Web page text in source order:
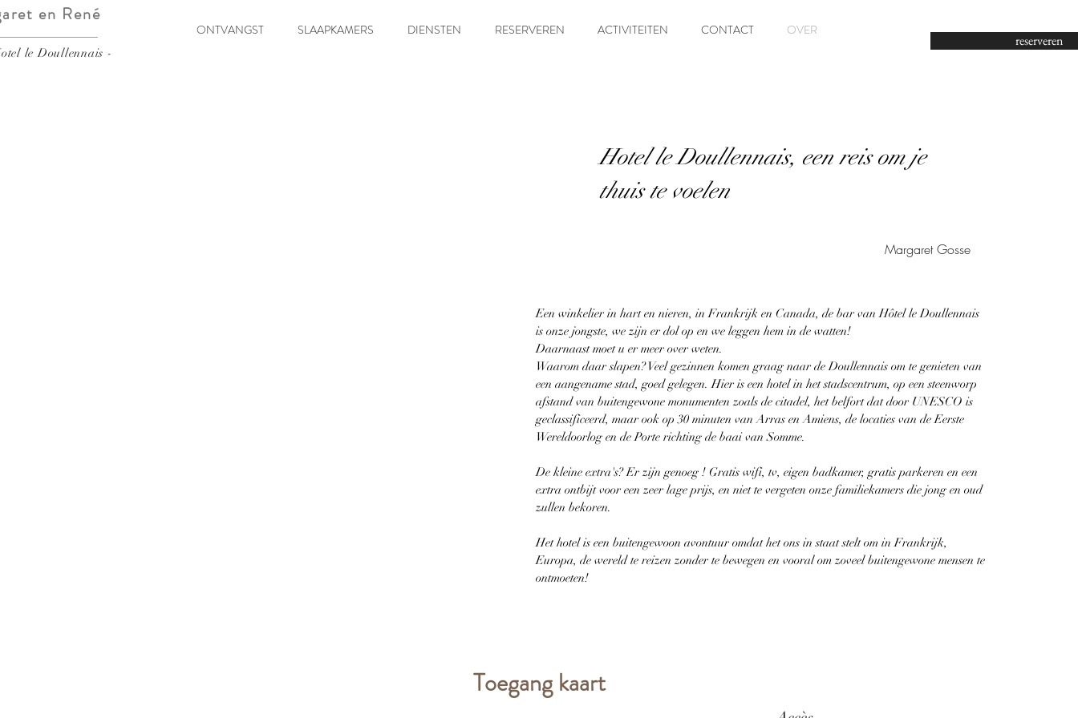
ONTVANGST SLAAPKAMERS DIENSTEN RESERVEREN ACTIVITEITEN CONTACT OVER
en René
le Doullennais -
reserveren
Hotel le Doullennais, een reis om je
thuis te voelen
Margaret Gosse
Een winkelier in hart en nieren, in Frankrijk en Canada, de bar van Hôtel le Doullennais
is onze jongste, we zijn er dol op en we leggen hem in de watten!
Daarnaast moet u er meer over weten.
Waarom daar slapen? Veel gezinnen komen graag naar de Doullennais om te genieten van
een aangename stad, goed gelegen. Hier is een hotel in het stadscentrum, op een steenworp
afstand van buitengewone monumenten zoals de citadel, het belfort dat door UNESCO is
geclassificeerd, maar ook op 30 minuten van Arras en Amiens, de locaties van de Eerste
Wereldoorlog en de Porte richting de baai van Somme.
De kleine extra's? Er zijn genoeg ! Gratis wifi, tv, eigen badkamer, gratis parkeren en een
extra ontbijt voor een zeer lage prijs, en niet te vergeten onze familiekamers die jong en oud
zullen bekoren.
Het hotel is een buitengewoon avontuur omdat het ons in staat stelt om in Frankrijk,
Europa, de wereld te reizen zonder te bewegen en vooral om zoveel buitengewone mensen te
ontmoeten!
Toegang kaart